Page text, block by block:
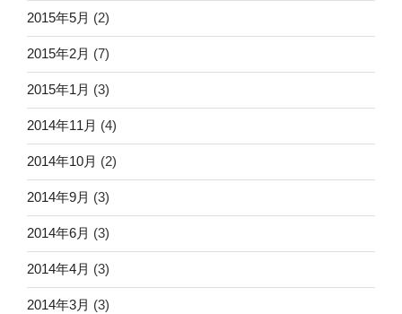
2015年5月 (2)
2015年2月 (7)
2015年1月 (3)
2014年11月 (4)
2014年10月 (2)
2014年9月 (3)
2014年6月 (3)
2014年4月 (3)
2014年3月 (3)